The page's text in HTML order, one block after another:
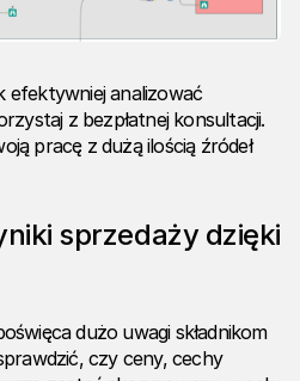
efektywniej analizować
z bezpłatnej konsultacji.
pracę z dużą ilością źródeł
sprzedaży dzięki
dużo uwagi składnikom
czy ceny, cechy